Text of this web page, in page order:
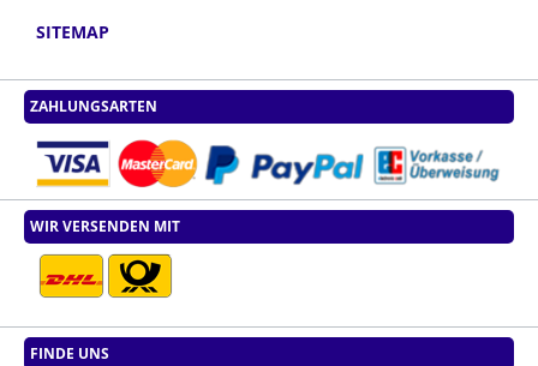
SITEMAP
ZAHLUNGSARTEN
WIR VERSENDEN MIT
FINDE UNS